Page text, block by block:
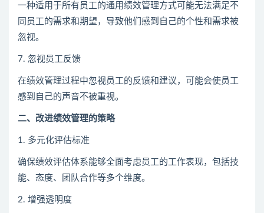
一种适用于所有员工的通用绩效管理方式可能无法满足不
同员工的需求和期望，导致他们感到自己的个性和需求被
忽视。
7. 忽视员工反馈
在绩效管理过程中忽视员工的反馈和建议，可能会使员工
感到自己的声音不被重视。
二、改进绩效管理的策略
1. 多元化评估标准
确保绩效评估体系能够全面考虑员工的工作表现，包括技
能、态度、团队合作等多个维度。
2. 增强透明度